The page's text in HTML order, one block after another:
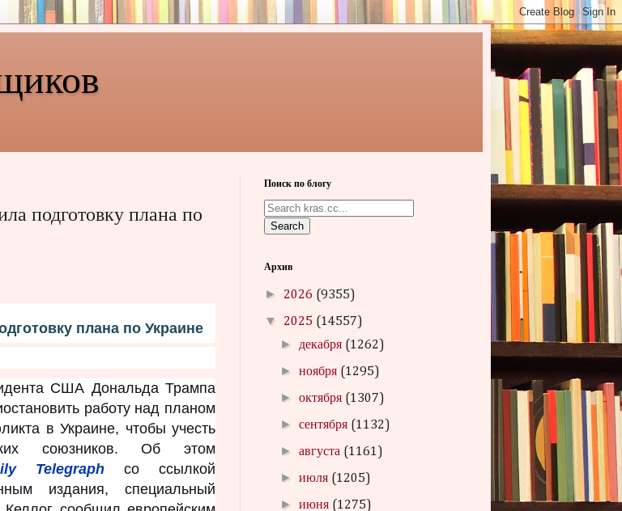
подготовку плана по
плана по Украине
США Дональда Трампа
работу над планом
в Украине, чтобы учесть
союзников. Об этом
Telegraph со ссылкой
издания, специальный
Поиск по блогу
Search
Архив
► 2026 (9355)
▼ 2025 (14557)
► декабря (1262)
►ноября (1295)
►октября (1307)
►сентября (1132)
►августа (1161)
►июля (1205)
►июня (1275)